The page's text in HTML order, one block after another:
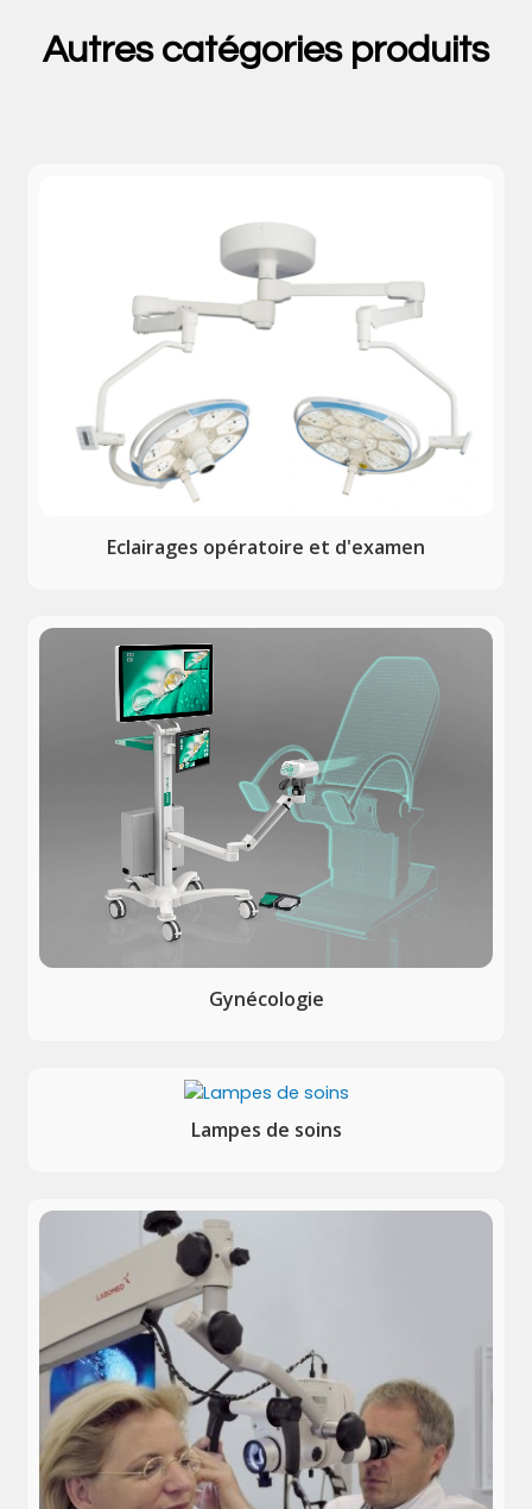
Autres catégories produits
Eclairages opératoire et d'examen
Gynécologie
Lampes de soins